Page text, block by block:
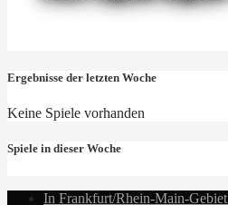
Ergebnisse der letzten Woche
Keine Spiele vorhanden
Spiele in dieser Woche
In Frankfurt/Rhein-Main-